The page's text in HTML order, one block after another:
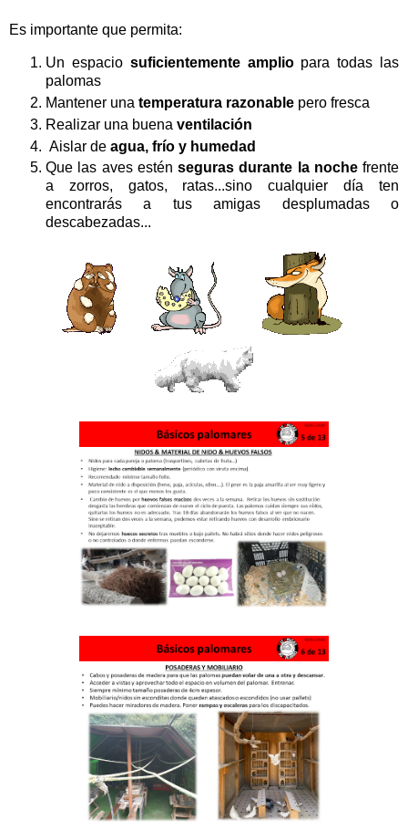
Es importante que permita:
Un espacio suficientemente ampliopara todas las
palomas
Mantener una temperatura razonable pero fresca
Realizar una buena ventilación
Aislar de agua, frío y humedad
Que las aves estén seguras durante la nochefrente
a zorros, gatos, ratas...sino cualquier día ten
encontrarás a tus amigas desplumadas o
descabezadas...